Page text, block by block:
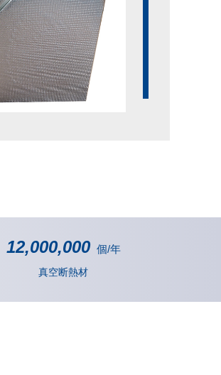
12,000,000 個/年
真空断熱材